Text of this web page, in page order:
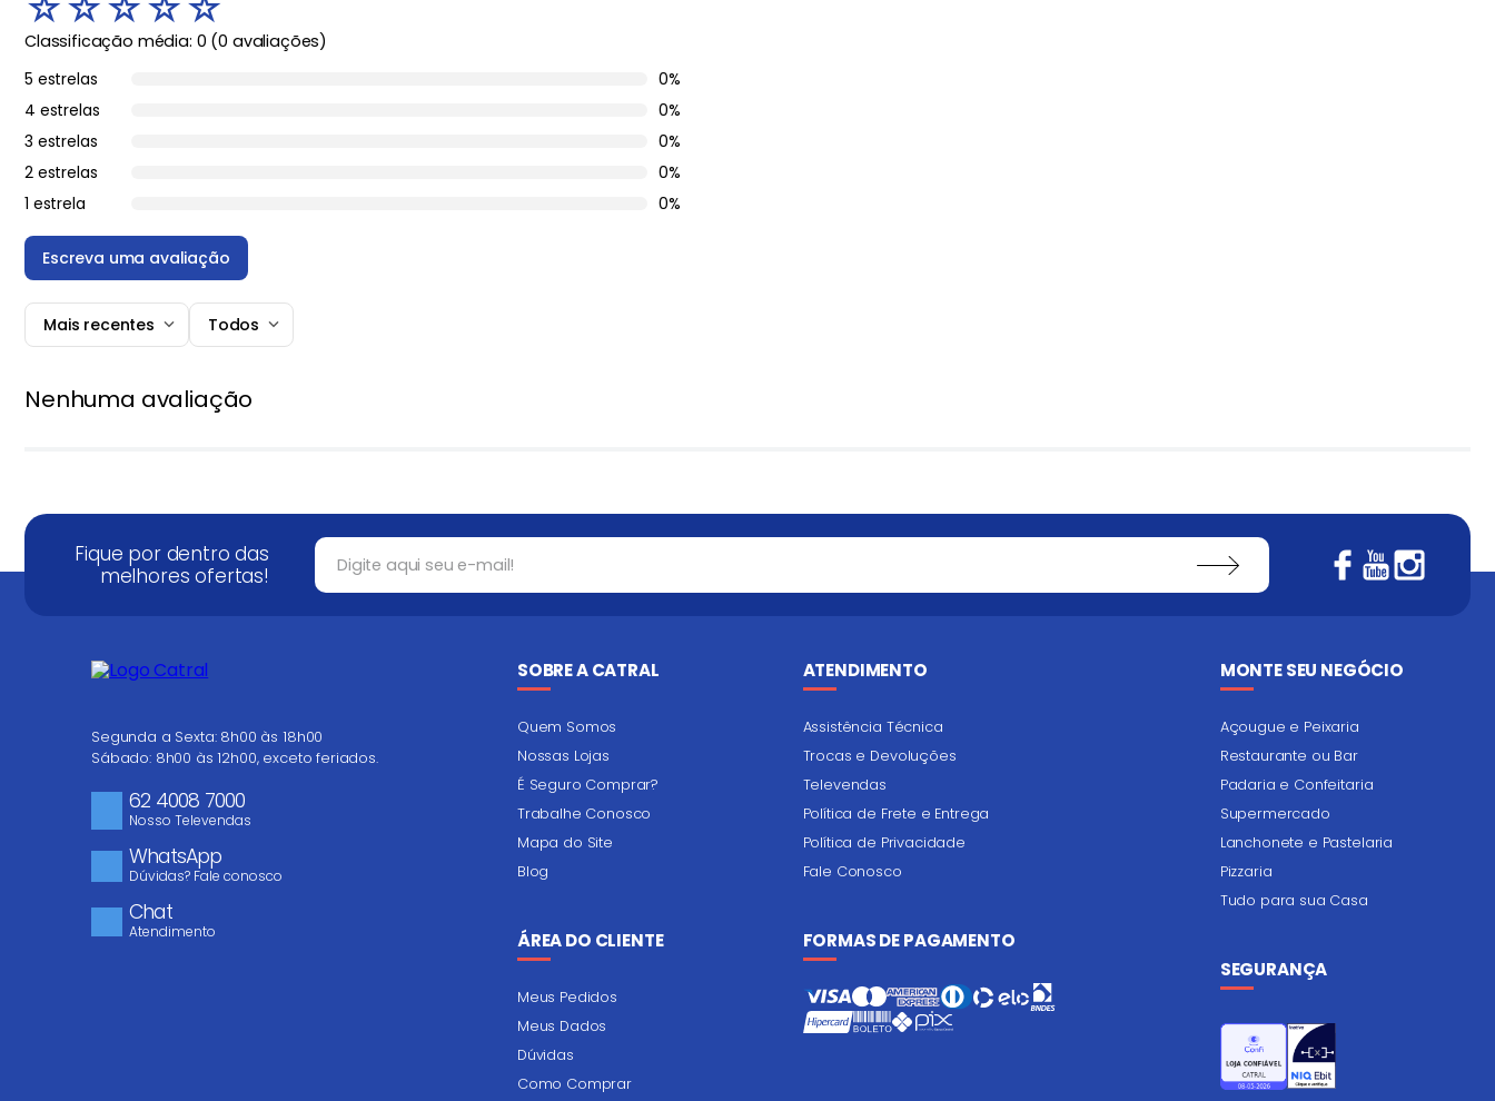
Classificação média: 0 (0 avaliações)
5 estrelas
0%
4 estrelas
0%
3 estrelas
0%
2 estrelas
0%
1 estrela
0%
Escreva uma avaliação
Título
Seu nome
Mais recentes Todos
Nenhuma avaliação
Fique por dentro das
melhores ofertas!
Segunda a Sexta: 8h00 às 18h00
Sábado: 8h00 às 12h00, exceto feriados.
62 4008 7000
Nosso Televendas
WhatsApp
Dúvidas? Fale conosco
Chat
Atendimento
SOBRE A CATRAL
Quem Somos
Nossas Lojas
É Seguro Comprar?
Trabalhe Conosco
Mapa do Site
Blog
ÁREA DO CLIENTE
Meus Pedidos
Meus Dados
Dúvidas
Como Comprar
ATENDIMENTO
Assistência Técnica
Trocas e Devoluções
Televendas
Política de Frete e Entrega
Política de Privacidade
Fale Conosco
FORMAS DE PAGAMENTO
MONTE SEU NEGÓCIO
Açougue e Peixaria
Restaurante ou Bar
Padaria e Confeitaria
Supermercado
Lanchonete e Pastelaria
Pizzaria
Tudo para sua Casa
SEGURANÇA